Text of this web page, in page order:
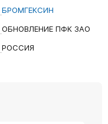
БРОМГЕКСИН
ОБНОВЛЕНИЕ ПФК ЗАО
РОССИЯ